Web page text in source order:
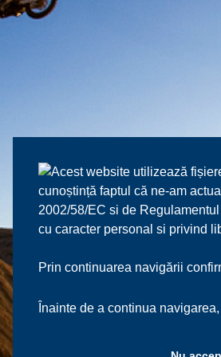
Acest website utilizează
cunoștință faptul că ne-am
2002/58/EC si de
cu caracter personal si privind
Prin continuarea navigării
Înainte de a continua